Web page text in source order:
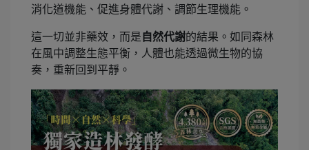
消化道機能、促進身體代謝、調節生理機能。
這一切並非藥效，而是 自然代謝的結果。如同森林
在風中調整生態平衡，人體也能透過微生物的協
奏，重新回到平靜。